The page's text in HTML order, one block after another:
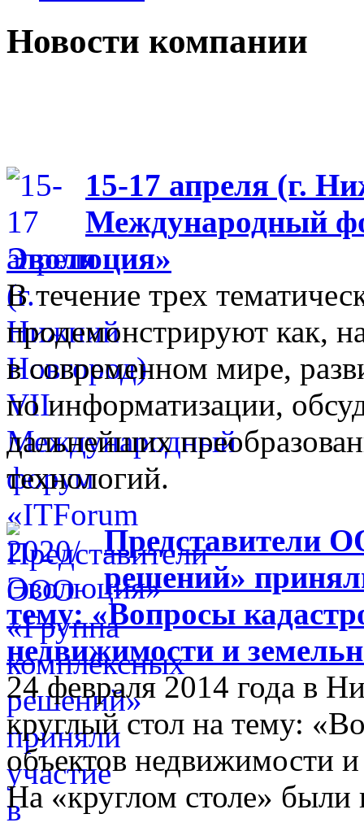
Новости компании
15-17 апреля (г.
Международный
Эволюция»
В течение трех
продемонстрируют как,
в современном мире,
по информатизации,
дальнейших
технологий.
Представители
решений»
тему: «Вопросы
недвижимости и
24 февраля 2014 года в
круглый стол на тему:
объектов недвижимости
На «круглом столе»